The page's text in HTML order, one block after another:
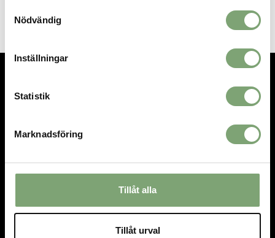
Nödvändig
Inställningar
Statistik
Marknadsföring
Tillåt alla
Tillåt urval
Öppettider:
Mån-fre 10-18, Lör 10-15, Sön 12-15
HANDLA INFORMATION